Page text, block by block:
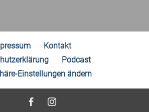
Kontakt
Podcast
Einstellungen ändern